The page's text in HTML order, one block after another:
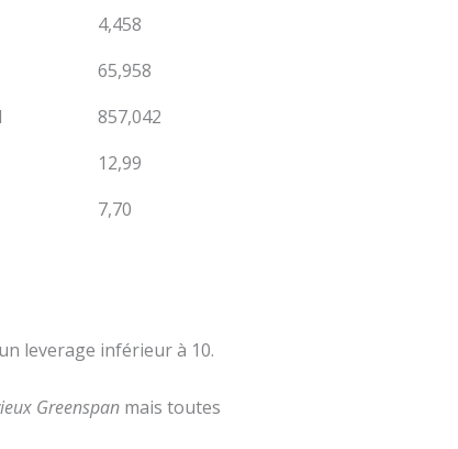
4,458
65,958
857,042
12,99
7,70
leverage inférieur à 10.
Greenspan mais toutes